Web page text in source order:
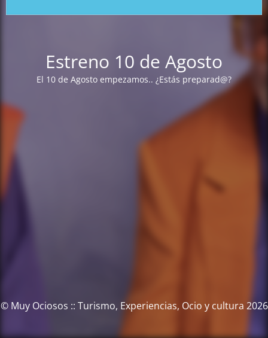
Estreno 10 de Agosto
El 10 de Agosto empezamos.. ¿Estás preparad@?
© Muy Ociosos :: Turismo, Experiencias, Ocio y cultura 2026